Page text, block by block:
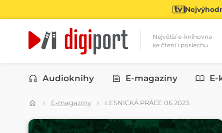
Největší e-knihovna
ke čtení i poslechu
Kategorie
Audioknihy E-magazíny E-
E-magazíny LESNICKÁ PRÁCE 06 2023